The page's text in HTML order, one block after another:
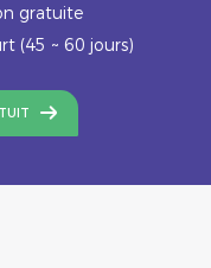
gratuite
(45 ~ 60 jours)